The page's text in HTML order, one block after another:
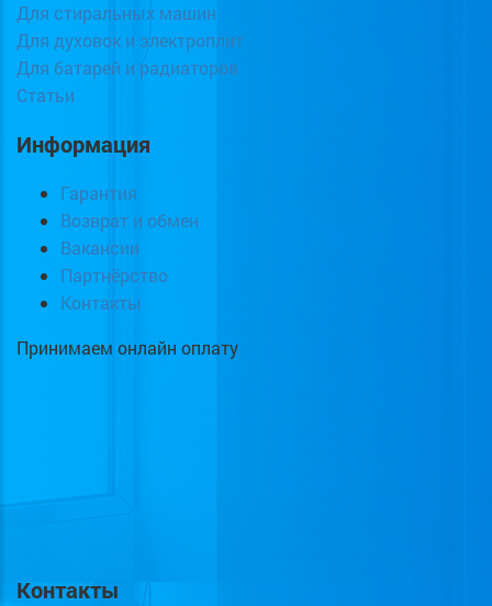
Для стиральных машин
Для духовок и электроплит
Для батарей и радиаторов
Статьи
Информация
Гарантия
Возврат и обмен
Вакансии
Партнёрство
Контакты
Принимаем онлайн оплату
Контакты